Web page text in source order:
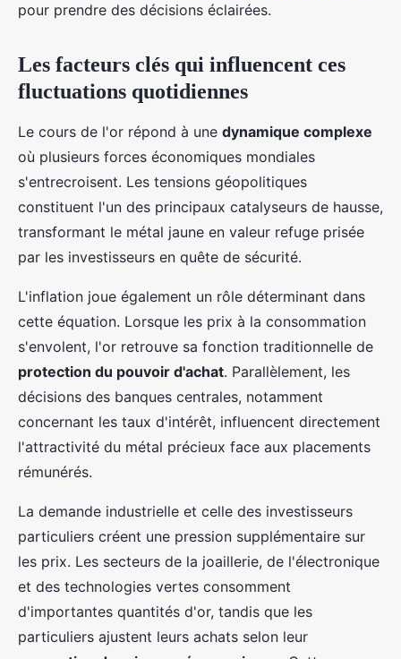
pour prendre des décisions éclairées.
Les facteurs clés qui influencent ces
fluctuations quotidiennes
Le cours de l'or répond à une dynamique complexe
où plusieurs forces économiques mondiales
s'entrecroisent. Les tensions géopolitiques
constituent l'un des principaux catalyseurs de hausse,
transformant le métal jaune en valeur refuge prisée
par les investisseurs en quête de sécurité.
L'inflation joue également un rôle déterminant dans
cette équation. Lorsque les prix à la consommation
s'envolent, l'or retrouve sa fonction traditionnelle de
protection du pouvoir d'achat. Parallèlement, les
décisions des banques centrales, notamment
concernant les taux d'intérêt, influencent directement
l'attractivité du métal précieux face aux placements
rémunérés.
La demande industrielle et celle des investisseurs
particuliers créent une pression supplémentaire sur
les prix. Les secteurs de la joaillerie, de l'électronique
et des technologies vertes consomment
d'importantes quantités d'or, tandis que les
particuliers ajustent leurs achats selon leur